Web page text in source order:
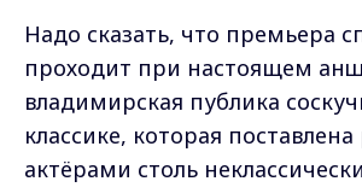
Надо сказать, что премьера
проходит при настоящем
владимирская публика
классике, которая
актёрами столь